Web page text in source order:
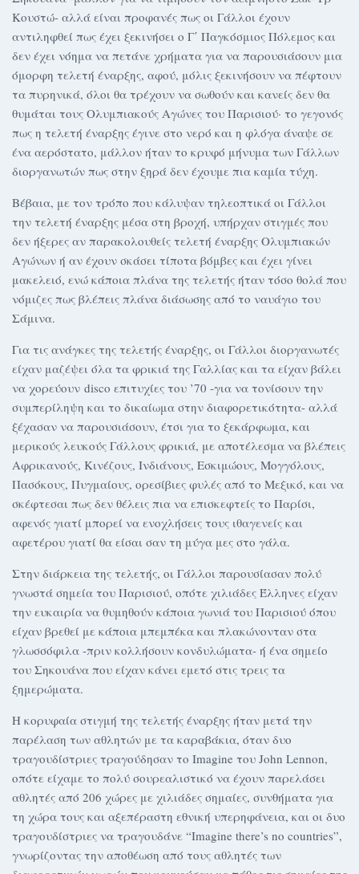
Κουστώ- αλλά είναι προφανές πως οι Γάλλοι έχουν
αντιληφθεί πως έχει ξεκινήσει ο Γ΄ Παγκόσμιος Πόλεμος και
δεν έχει νόημα να πετάνε χρήματα για να παρουσιάσουν μια
όμορφη τελετή έναρξης, αφού, μόλις ξεκινήσουν να πέφτουν
τα πυρηνικά, όλοι θα τρέχουν να σωθούν και κανείς δεν θα
θυμάται τους Ολυμπιακούς Αγώνες του Παρισιού· το γεγονός
πως η τελετή έναρξης έγινε στο νερό και η φλόγα άναψε σε
ένα αερόστατο, μάλλον ήταν το κρυφό μήνυμα των Γάλλων
διοργανωτών πως στην ξηρά δεν έχουμε πια καμία τύχη.
Βέβαια, με τον τρόπο που κάλυψαν τηλεοπτικά οι Γάλλοι
την τελετή έναρξης μέσα στη βροχή, υπήρχαν στιγμές που
δεν ήξερες αν παρακολουθείς τελετή έναρξης Ολυμπιακών
Αγώνων ή αν έχουν σκάσει τίποτα βόμβες και έχει γίνει
μακελειό, ενώ κάποια πλάνα της τελετής ήταν τόσο θολά που
νόμιζες πως βλέπεις πλάνα διάσωσης από το ναυάγιο του
Σάμινα.
Για τις ανάγκες της τελετής έναρξης, οι Γάλλοι διοργανωτές
είχαν μαζέψει όλα τα φρικιά της Γαλλίας και τα είχαν βάλει
να χορεύουν disco επιτυχίες του ’70 -για να τονίσουν την
συμπερίληψη και το δικαίωμα στην διαφορετικότητα- αλλά
ξέχασαν να παρουσιάσουν, έτσι για το ξεκάρφωμα, και
μερικούς λευκούς Γάλλους φρικιά, με αποτέλεσμα να βλέπεις
Αφρικανούς, Κινέζους, Ινδιάνους, Εσκιμώους, Μογγόλους,
Πασόκους, Πυγμαίους, ορεσίβιες φυλές από το Μεξικό, και να
σκέφτεσαι πως δεν θέλεις πια να επισκεφτείς το Παρίσι,
αφενός γιατί μπορεί να ενοχλήσεις τους ιθαγενείς και
αφετέρου γιατί θα είσαι σαν τη μύγα μες στο γάλα.
Στην διάρκεια της τελετής, οι Γάλλοι παρουσίασαν πολύ
γνωστά σημεία του Παρισιού, οπότε χιλιάδες Έλληνες είχαν
την ευκαιρία να θυμηθούν κάποια γωνιά του Παρισιού όπου
είχαν βρεθεί με κάποια μπεμπέκα και πλακώνονταν στα
γλωσσόφιλα -πριν κολλήσουν κονδυλώματα- ή ένα σημείο
του Σηκουάνα που είχαν κάνει εμετό στις τρεις τα
ξημερώματα.
Η κορυφαία στιγμή της τελετής έναρξης ήταν μετά την
παρέλαση των αθλητών με τα καραβάκια, όταν δυο
τραγουδίστριες τραγούδησαν το Imagine του John Lennon,
οπότε είχαμε το πολύ σουρεαλιστικό να έχουν παρελάσει
αθλητές από 206 χώρες με χιλιάδες σημαίες, συνθήματα για
τη χώρα τους και αξεπέραστη εθνική υπερηφάνεια, και οι δυο
τραγουδίστριες να τραγουδάνε “Imagine there’s no countries”,
γνωρίζοντας την αποθέωση από τους αθλητές των